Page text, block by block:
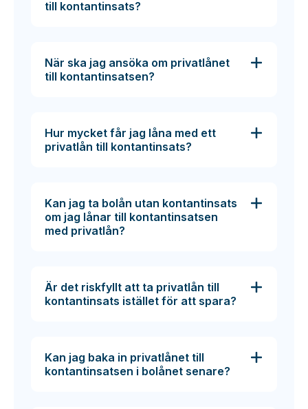
till kontantinsats?
När ska jag ansöka om privatlånet
till kontantinsatsen?
Hur mycket får jag låna med ett
privatlån till kontantinsats?
Kan jag ta bolån utan kontantinsats
om jag lånar till kontantinsatsen
med privatlån?
Är det riskfyllt att ta privatlån till
kontantinsats istället för att spara?
Kan jag baka in privatlånet till
kontantinsatsen i bolånet senare?